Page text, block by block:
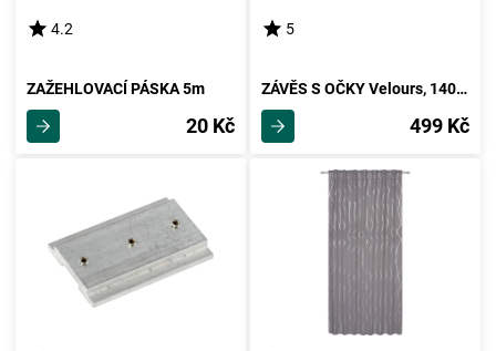
4.2
ZAŽEHLOVACÍ PÁSKA 5m
20 Kč
5
ZÁVĚS S OČKY Velours, 140/245cm, Šedá
499 Kč